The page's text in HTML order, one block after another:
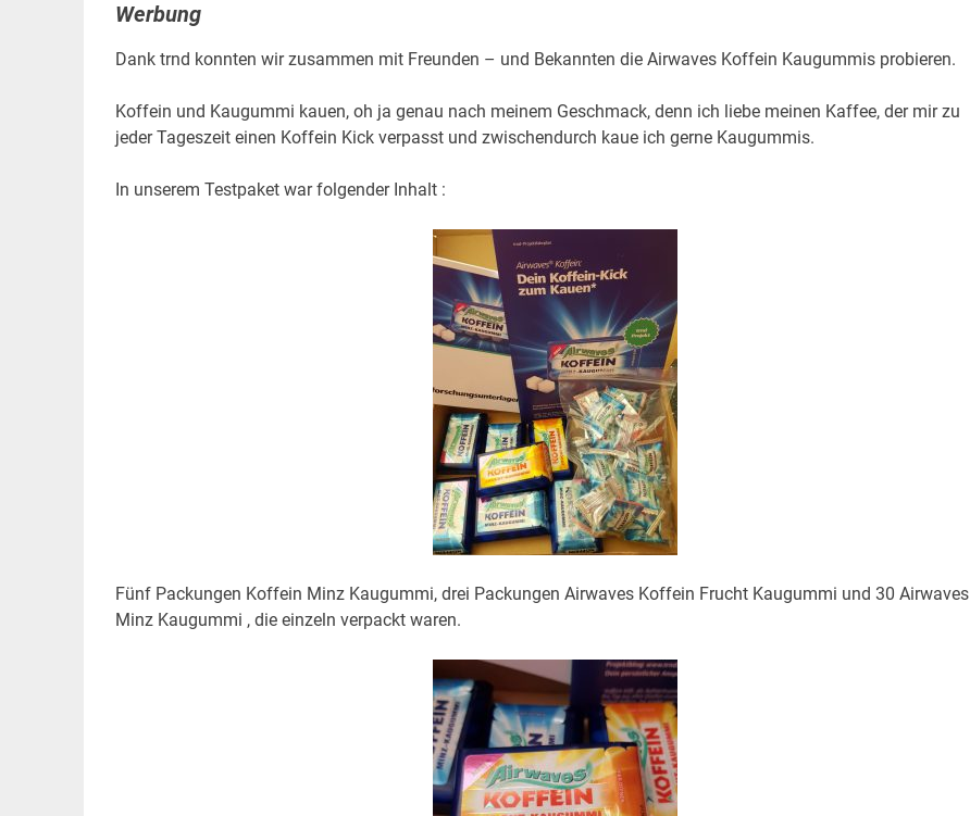
Werbung
Dank trnd konnten wir zusammen mit Freunden – und Bekannten die Airwaves Koffein Kaugummis probieren.
Koffein und Kaugummi kauen, oh ja genau nach meinem Geschmack, denn ich liebe meinen Kaffee, der mir zu
jeder Tageszeit einen Koffein Kick verpasst und zwischendurch kaue ich gerne Kaugummis.
In unserem Testpaket war folgender Inhalt :
Fünf Packungen Koffein Minz Kaugummi, drei Packungen Airwaves Koffein Frucht Kaugummi und 30 Airwaves
Minz Kaugummi , die einzeln verpackt waren.